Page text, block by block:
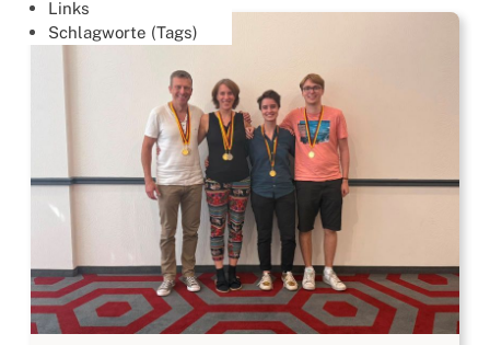
Links
Schlagworte (Tags)